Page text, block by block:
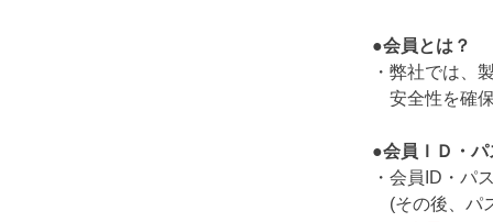
●会員とは？
・弊社では、
安全性を確
●会員ＩＤ・
・会員ID・パ
(その後、パ